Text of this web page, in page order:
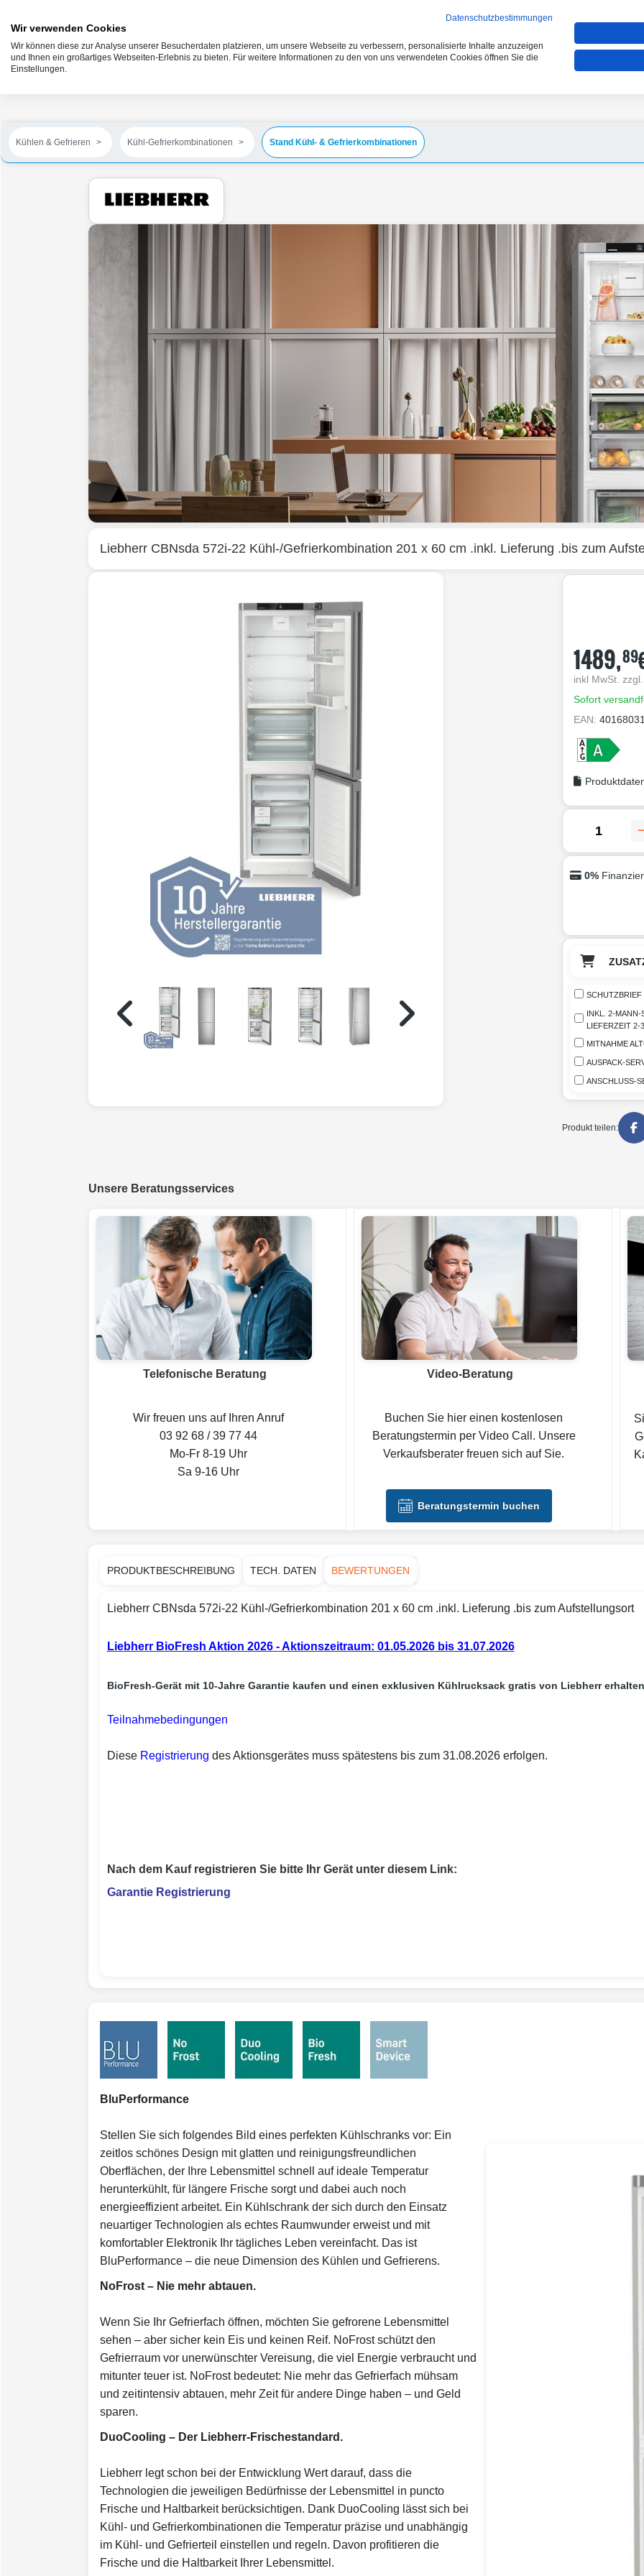
Kühlen & Gefrieren Kühl-Gefrierkombinationen Stand Kühl- & Gefrierkombinationen
Liebherr CBNsda 572i-22 Kühl-/Gefrierkombination 201 x 60 cm .inkl. Lieferung .bis zum
1489,89
inkl MwSt.
Sofort
EAN:
0%
SCHUTZBRIEF
INKL. 2-MANN-
LIEFERZEIT 2-
MITNAHME
AUSPACK-
ANSCHLUSS-
Produkt teilen:
Unsere Beratungsservices
Telefonische Beratung
Wir freuen uns auf Ihren Anruf
03 92 68 / 39 77 44
Mo-Fr 8-19 Uhr
Sa 9-16 Uhr
Video-Beratung
Buchen Sie hier einen kostenlosen
Beratungstermin per Video Call. Unsere
Verkaufsberater freuen sich auf Sie.
Beratungstermin buchen
PRODUKTBESCHREIBUNG TECH. DATEN BEWERTUNGEN
Liebherr CBNsda 572i-22 Kühl-/Gefrierkombination 201 x 60 cm .inkl. Lieferung .bis zum Aufstellungsort
Liebherr BioFresh Aktion 2026 - Aktionszeitraum: 01.05.2026 bis 31.07.2026
BioFresh-Gerät mit 10-Jahre Garantie kaufen und einen exklusiven Kühlrucksack gratis von Liebherr
Teilnahmebedingungen
Diese Registrierung des Aktionsgerätes muss spätestens bis zum 31.08.2026 erfolgen.
Nach dem Kauf registrieren Sie bitte Ihr Gerät unter diesem Link:
Garantie Registrierung
BluPerformance
Stellen Sie sich folgendes Bild eines perfekten Kühlschranks vor: Ein
zeitlos schönes Design mit glatten und reinigungsfreundlichen
Oberflächen, der Ihre Lebensmittel schnell auf ideale Temperatur
herunterkühlt, für längere Frische sorgt und dabei auch noch
energieeffizient arbeitet. Ein Kühlschrank der sich durch den Einsatz
neuartiger Technologien als echtes Raumwunder erweist und mit
komfortabler Elektronik Ihr tägliches Leben vereinfacht. Das ist
BluPerformance – die neue Dimension des Kühlen und Gefrierens.
NoFrost – Nie mehr abtauen.
Wenn Sie Ihr Gefrierfach öffnen, möchten Sie gefrorene Lebensmittel
sehen – aber sicher kein Eis und keinen Reif. NoFrost schützt den
Gefrierraum vor unerwünschter Vereisung, die viel Energie verbraucht und
mitunter teuer ist. NoFrost bedeutet: Nie mehr das Gefrierfach mühsam
und zeitintensiv abtauen, mehr Zeit für andere Dinge haben – und Geld
sparen.
DuoCooling – Der Liebherr-Frischestandard.
Liebherr legt schon bei der Entwicklung Wert darauf, dass die
Technologien die jeweiligen Bedürfnisse der Lebensmittel in puncto
Frische und Haltbarkeit berücksichtigen. Dank DuoCooling lässt sich bei
Kühl- und Gefrierkombinationen die Temperatur präzise und unabhängig
im Kühl- und Gefrierteil einstellen und regeln. Davon profitieren die
Frische und die Haltbarkeit Ihrer Lebensmittel.
Datenschutzbestimmungen
Wir verwenden Cookies
Wir können diese zur Analyse unserer Besucherdaten platzieren, um unsere Webseite zu verbessern, personalisierte Inhalte anzuzeigen
und Ihnen ein großartiges Webseiten-Erlebnis zu bieten. Für weitere Informationen zu den von uns verwendeten Cookies öffnen Sie die
Einstellungen.